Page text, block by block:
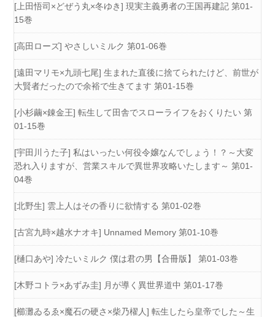
[上田悟司×どぜう丸×冬ゆき] 現実主義勇者の王国再建記 第01-
15巻
[高田ローズ] やさしいミルク 第01-06巻
[遠田マリモ×九頭七尾] 生まれた直後に捨てられたけど、前世が
大賢者だったので余裕で生きてます 第01-15巻
[小杉繭×錬金王] 転生して田舎でスローライフをおくりたい 第
01-15巻
[宇田川うた子] 私はいったい何役令嬢なんでしょう！？～大変
恐れ入りますが、営業スキルで異世界攻略いたします～ 第01-
04巻
[北野生] 雲上人はその香りに欲情する 第01-02巻
[古宮九時×越水ナオキ] Unnamed Memory 第01-10巻
[樋口あや] 冷たいミルク 僕は君の男【合冊版】 第01-03巻
[木野コトラ×あずみ圭] 月が導く異世界道中 第01-17巻
[櫛灘ゐるゑ×魔石の硬さ×柴乃櫂人] 転生したら皇帝でした～生